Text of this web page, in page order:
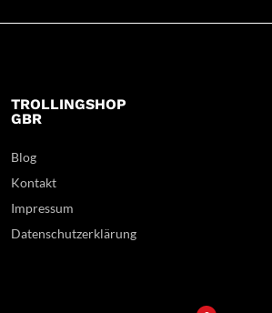
TROLLINGSHOP
GBR
Blog
Kontakt
Impressum
Datenschutzerklärung